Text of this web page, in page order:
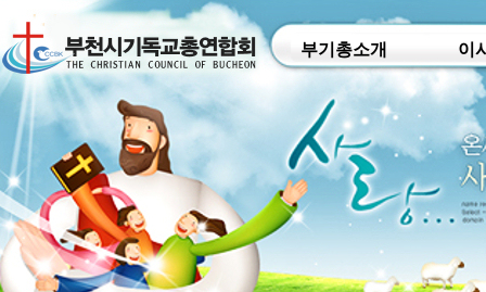
부기총소개 이